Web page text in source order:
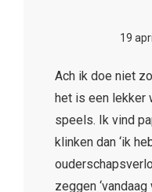
19
Ach ik doe niet
het is een lekker
speels. Ik vind
klinken dan ‘ik
zeggen